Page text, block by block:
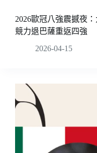
2026歐冠八強震撼夜
競力退巴薩重返四強
2026-04-15